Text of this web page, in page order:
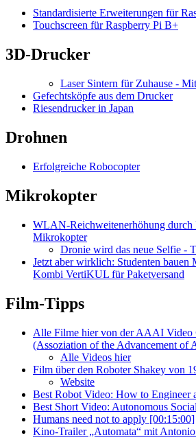
Standardisierte Erweiterungen für
Touchscreen für Raspberry Pi B+
3D-Drucker
Laser Sintern für Zuhause -
Gefechtsköpfe aus dem Drucker
Riesendrucker in Japan
Drohnen
Erfolgreiche Robocopter
Mikrokopter
WLAN-Reichweitenerhöhung durch
Mikrokopter
Dronie wird das neue Selfie -
Jetzt aber wirklich: Studenten bauen
Kombi VertiKUL für Paketversand
Film-Tipps
Alle Filme hier von der AAAI Video
(Assoziation of the Advancement of
Alle Videos hier
Film über den Roboter Shakey von
Website
Best Robot Video: How to Engineer
Best Short Video: Autonomous
Humans need not to apply [00:15:00]
Kino-Trailer „Automata“ mit Antonio